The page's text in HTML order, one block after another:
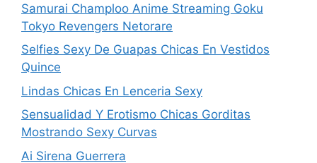
Samurai Champloo Anime Streaming Goku
Tokyo Revengers Netorare
Selfies Sexy De Guapas Chicas En Vestidos
Quince
Lindas Chicas En Lenceria Sexy
Sensualidad Y Erotismo Chicas Gorditas
Mostrando Sexy Curvas
Ai Sirena Guerrera